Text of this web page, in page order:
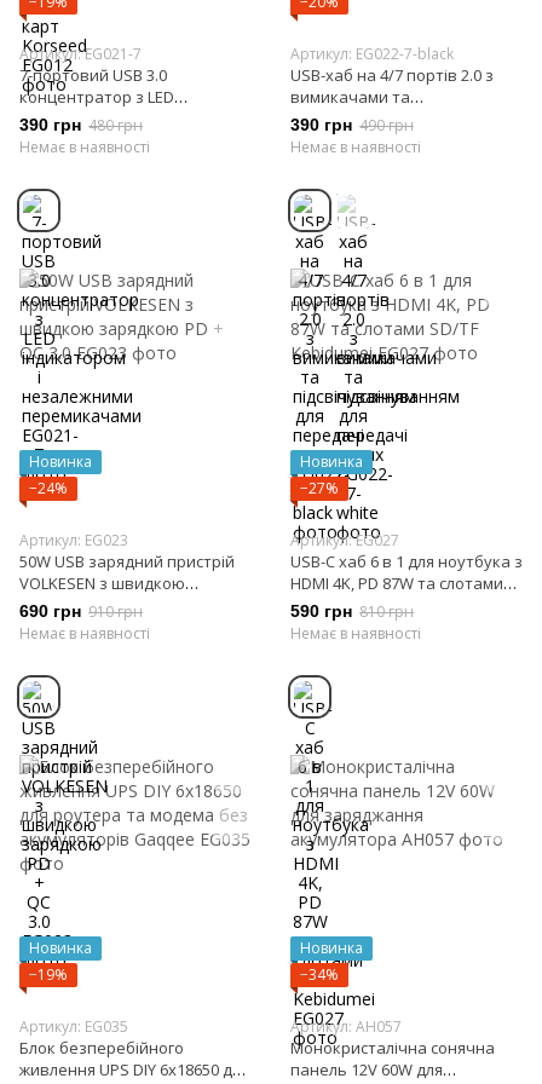
Артикул: EG021-7
7-портовий USB 3.0
концентратор з LED
індикатором і незалежними
перемикачами
390 грн 480 грн
Немає в наявності
Артикул: EG022-7-black
USB-хаб на 4/7 портів 2.0 з
вимикачами та
підсвічуванням для передачі
даних
390 грн 490 грн
Немає в наявності
Новинка
−24%
Артикул: EG023
50W USB зарядний пристрій
VOLKESEN з швидкою
зарядкою PD + QC 3.0
690 грн 910 грн
Немає в наявності
Новинка
−27%
Артикул: EG027
USB-C хаб 6 в 1 для ноутбука з
HDMI 4K, PD 87W та слотами
SD/TF Kebidumei
590 грн 810 грн
Немає в наявності
Новинка
−19%
Артикул: EG035
Блок безперебійного
живлення UPS DIY 6x18650 для
Новинка
−34%
Артикул: AH057
Монокристалічна сонячна
панель 12V 60W для